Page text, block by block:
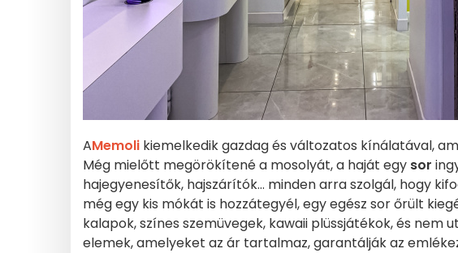
AMemoli kiemelkedik gazdag és változatos kínálatával,
Még mielőtt megörökítené a mosolyát, a haját egy sor
hajegyenesítők, hajszárítók... minden arra szolgál, hogy
még egy kis mókát is hozzátegyél, egy egész sor őrült
kalapok, színes szemüvegek, kawaii plüssjátékok, és nem
elemek, amelyeket az ár tartalmaz, garantálják az